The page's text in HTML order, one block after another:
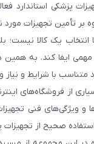
پزشکی استاندارد
بر تأمین تجهیزات مورد
انتخاب یک کالا
ایفا کند. به همین
با شرایط و نیاز
از فروشگاه‌های
و ویژگی‌های فنی
صحیح از